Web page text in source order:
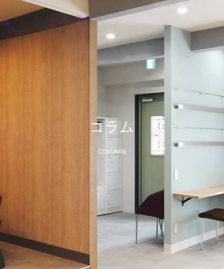
コラム
COLUMN